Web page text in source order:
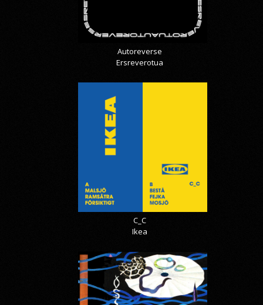
Autoreverse
Ersreverotua
C_C
Ikea